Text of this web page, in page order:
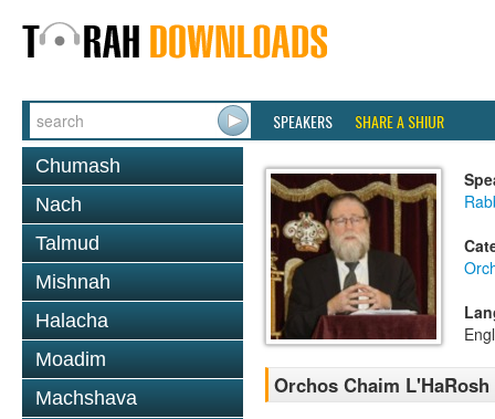
SPEAKERS SHARE A SHIUR
Chumash
Nach
Talmud
Mishnah
Halacha
Moadim
Machshava
Orchos Chaim